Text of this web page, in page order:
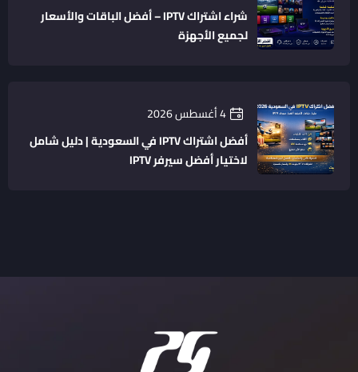
شراء اشتراك IPTV – أفضل الباقات والأسعار
لجميع الأجهزة
4 أغسطس 2026
أفضل اشتراك IPTV في السعودية | دليل شامل
لاختيار أفضل سيرفر IPTV